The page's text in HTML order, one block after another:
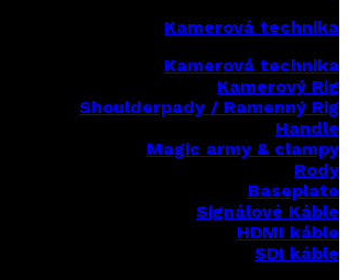
Kamerová technika
Kamerová technika
Kamerový Rig
Shoulderpady / Ramenný Rig
Handle
Magic army & clampy
Rody
Baseplate
Signálové Káble
HDMI káble
SDI káble